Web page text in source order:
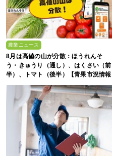
農業ニュース
8月は高値の山が分散：ほうれんそ
う・きゅうり（通し）、はくさい（前
半）、トマト（後半）【青果市況情報
アプリ「YAOYASAN」】